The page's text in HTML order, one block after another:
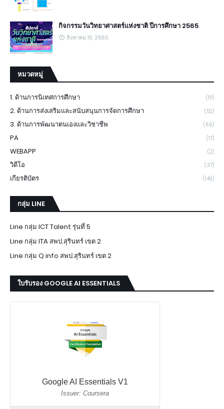
กิจกรรมวันวิทยาศาสตร์แห่งชาติ ปีการศึกษา 2565
สิงหาคม 15, 2565
หมวดหมู่
1. ด้านการนิเทศการศึกษา (111)
2. ด้านการส่งเสริมและสนับสนุนการจัดการศึกษา (52)
3. ด้านการพัฒนาตนเองและวิชาชีพ (66)
PA (17)
WEBAPP (2)
วิดีโอ (37)
เกียรติบัตร (149)
กลุ่ม LINE
Line กลุ่ม ICT Talent รุ่นที่ 5
Line กลุ่ม ITA สพป.สุรินทร์ เขต 2
Line กลุ่ม Q info สพป.สุรินทร์ เขต 2
ใบรับรอง GOOGLE AI ESSENTIALS